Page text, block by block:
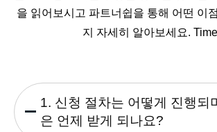
을 읽어보시고 파트너쉽을 통해 어떤 이
지 자세히 알아보세요.
1. 신청 절차는 어떻게 진행되
은 언제 받게 되나요?